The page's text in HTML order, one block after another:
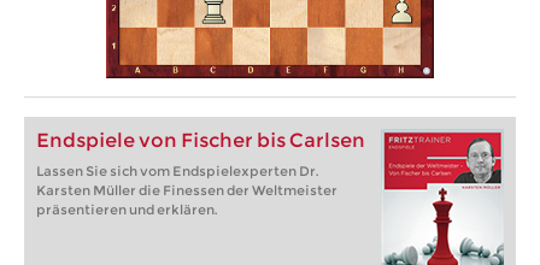
Endspiele von Fischer bis Carlsen
Lassen Sie sich vom Endspielexperten Dr.
Karsten Müller die Finessen der Weltmeister
präsentieren und erklären.